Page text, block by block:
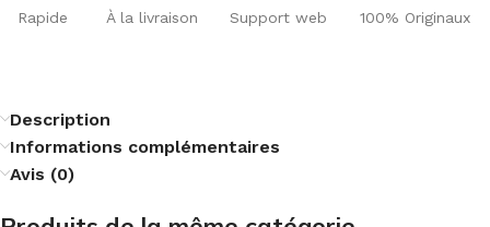
Rapide À la livraison Support web 100% Originaux
Description
Informations complémentaires
Avis (0)